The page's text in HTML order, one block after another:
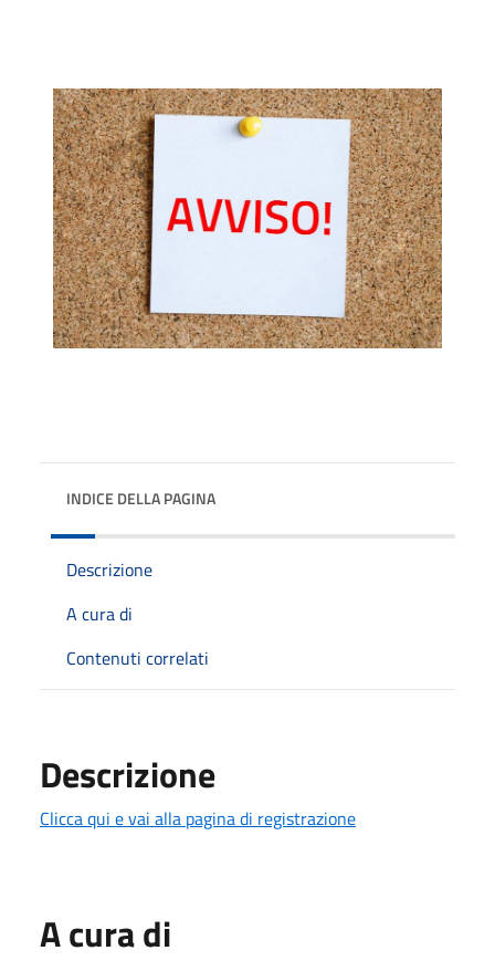
INDICE DELLA PAGINA
Descrizione
A cura di
Contenuti correlati
Descrizione
Clicca qui e vai alla pagina di registrazione
A cura di